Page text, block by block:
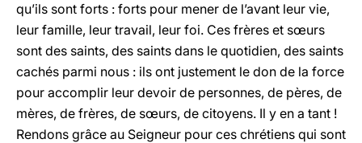
qu’ils sont forts : forts pour mener de l’avant leur vie,
leur famille, leur travail, leur foi. Ces frères et sœurs
sont des saints, des saints dans le quotidien, des saints
cachés parmi nous : ils ont justement le don de la force
pour accomplir leur devoir de personnes, de pères, de
mères, de frères, de sœurs, de citoyens. Il y en a tant !
Rendons grâce au Seigneur pour ces chrétiens qui sont